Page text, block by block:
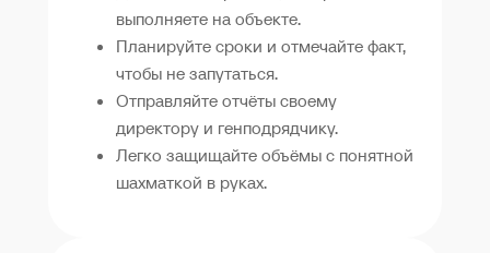
выполняете на объекте.
Планируйте сроки и отмечайте факт,
чтобы не запутаться.
Отправляйте отчёты своему
директору и генподрядчику.
Легко защищайте объёмы с понятной
шахматкой в руках.